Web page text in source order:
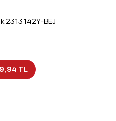
2313142Y-BEJ
TL